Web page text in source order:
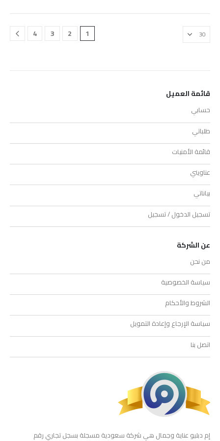
1
2
3
4
قائمة العميل
حسابي
طلباتي
قائمة الأمنيات
عناويني
بياناتي
تسجيل الدخول / تسجيل
عن الشركة
من نحن
سياسة الخصوصية
الشروط والأحكام
سياسة الإرجاع وإعادة التمويل
اتصل بنا
إم دبليو عناية وجمال هي شركة سعودية مسجلة بسجل تجاري رقم